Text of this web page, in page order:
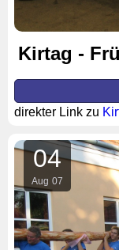
Kirtag -
direkter Link zu
04
Aug 07